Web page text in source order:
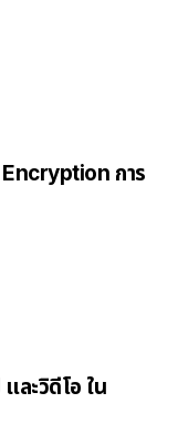
การ
ละวิดีโอ ใน